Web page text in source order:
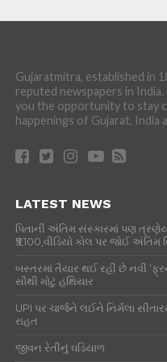
Gujaratmitra, established in
reputed newspapers in
you the opportunity to stay
happenings of Gujarat, India
LATEST NEWS
પિતાની અંતિમ સંસ્કારમાં પણ
₹5,100,વીડિયો કોલ પર જોઈ અંતિમ
બસ્તરમાં તૈયાર થઈ રહી છે નવી
સૌથી મોટું હથિયાર
UPI પર ચાર્જને લઈને નિર્મલા
રાહત
જીવન રેતીનું ઘડિયાળ